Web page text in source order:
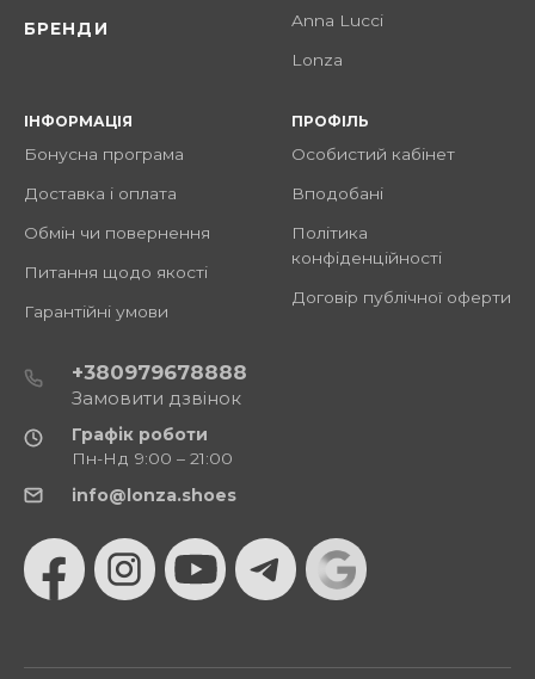
БРЕНДИ Anna Lucci
Lonza
ІНФОРМАЦІЯ
Бонусна програма
Доставка і оплата
Обмін чи повернення
Питання щодо якості
Гарантійні умови
ПРОФІЛЬ
Особистий кабінет
Вподобані
Політика
конфіденційності
Договір публічної оферти
+380979678888
Замовити дзвінок
Графік роботи
Пн-Нд 9:00 – 21:00
info@lonza.shoes